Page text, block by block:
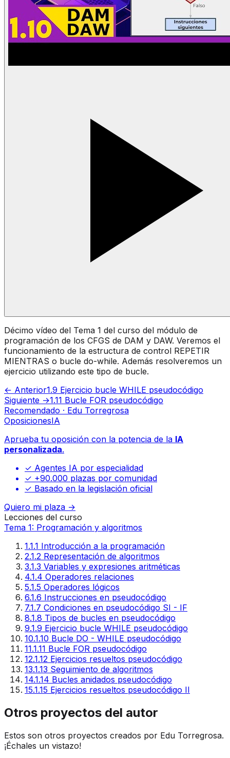
Décimo vídeo del Tema 1 del curso del módulo de
programación de los CFGS de DAM y DAW. Veremos el
funcionamiento de la estructura de control REPETIR
MIENTRAS o bucle do-while. Además resolveremos un
ejercicio utilizando este tipo de bucle.
← Anterior1.9 Ejercicio bucle WHILE pseudocódigo
Siguiente →1.11 Bucle FOR pseudocódigo
Recomendado · Edu Torregrosa
OposicionesIA
Aprueba tu oposición con la potencia de la IA
personalizada.
✓ Agentes IA por especialidad
✓ +90.000 plazas por comunidad
✓ Basado en la legislación oficial
Quiero mi plaza →
Lecciones del curso
Tema 1: Programación y algoritmos
1.1.1 Introducción a la programación
2.1.2 Representación de algoritmos
3.1.3 Variables y expresiones aritméticas
4.1.4 Operadores relaciones
5.1.5 Operadores lógicos
6.1.6 Instrucciones en pseudocódigo
7.1.7 Condiciones en pseudocódigo SI - IF
8.1.8 Tipos de bucles en pseudocódigo
9.1.9 Ejercicio bucle WHILE pseudocódigo
10.1.10 Bucle DO - WHILE pseudocódigo
11.1.11 Bucle FOR pseudocódigo
12.1.12 Ejercicios resueltos pseudocódigo
13.1.13 Seguimiento de algoritmos
14.1.14 Bucles anidados pseudocódigo
15.1.15 Ejercicios resueltos pseudocódigo II
Otros proyectos del autor
Estos son otros proyectos creados por Edu Torregrosa.
¡Échales un vistazo!